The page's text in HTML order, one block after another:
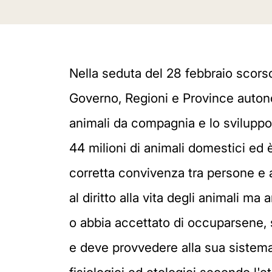
Nella seduta del 28 febbraio
Governo, Regioni e Province
animali da compagnia e lo
44 milioni di animali domestici ed
corretta convivenza tra persone e
al diritto alla vita degli animali ma
o abbia accettato di
e deve provvedere alla sua